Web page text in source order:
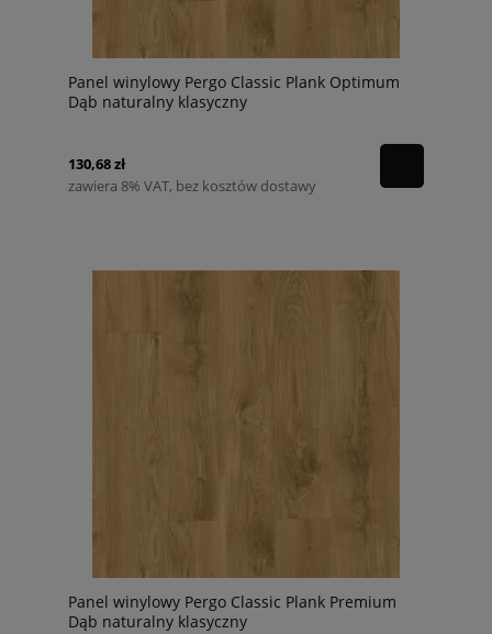
Panel winylowy Pergo Classic Plank Optimum
Dąb naturalny klasyczny
130,68 zł
zawiera 8% VAT, bez kosztów dostawy
Panel winylowy Pergo Classic Plank Premium
Dąb naturalny klasyczny